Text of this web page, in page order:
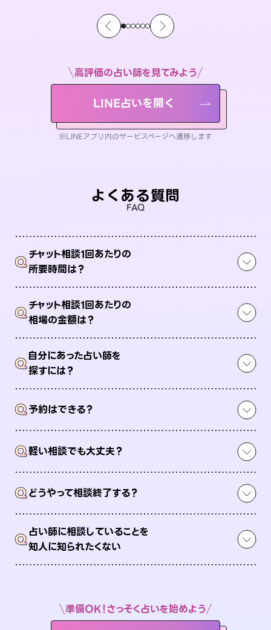
高評価の占い師を見てみよう
LINE占いを開く
※LINEアプリ内のサービスページへ遷移します
よくある質問
FAQ
Qチャット相談1回あたりの
所要時間は？
Qチャット相談1回あたりの
相場の金額は？
Q自分にあった占い師を
探すには？
Q予約はできる？
Q軽い相談でも大丈夫？
Qどうやって相談終了する？
Q占い師に相談していることを
知人に知られたくない
準備OK！さっそく占いを始めよう